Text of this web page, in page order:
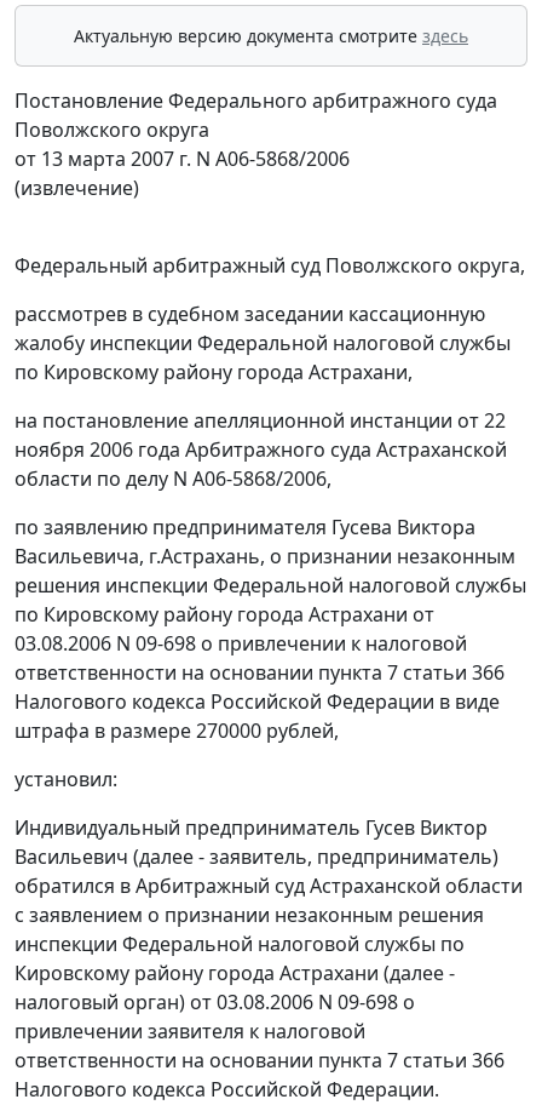
Актуальную версию документа смотрите здесь
Постановление Федерального арбитражного суда
Поволжского округа
от 13 марта 2007 г. N А06-5868/2006
(извлечение)
Федеральный арбитражный суд Поволжского округа,
рассмотрев в судебном заседании кассационную
жалобу инспекции Федеральной налоговой службы
по Кировскому району города Астрахани,
на постановление апелляционной инстанции от 22
ноября 2006 года Арбитражного суда Астраханской
области по делу N А06-5868/2006,
по заявлению предпринимателя Гусева Виктора
Васильевича, г.Астрахань, о признании незаконным
решения инспекции Федеральной налоговой службы
по Кировскому району города Астрахани от
03.08.2006 N 09-698 о привлечении к налоговой
ответственности на основании пункта 7 статьи 366
Налогового кодекса Российской Федерации в виде
штрафа в размере 270000 рублей,
установил:
Индивидуальный предприниматель Гусев Виктор
Васильевич (далее - заявитель, предприниматель)
обратился в Арбитражный суд Астраханской области
с заявлением о признании незаконным решения
инспекции Федеральной налоговой службы по
Кировскому району города Астрахани (далее -
налоговый орган) от 03.08.2006 N 09-698 о
привлечении заявителя к налоговой
ответственности на основании пункта 7 статьи 366
Налогового кодекса Российской Федерации.